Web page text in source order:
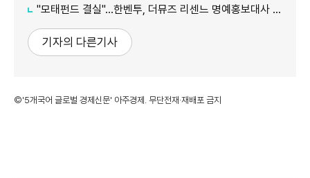
"모태펀드 결실"…한벤투, 더뮤즈 리센느 명예홍보대사 임명
기자의 다른기사
©'5개국어 글로벌 경제신문' 아주경제. 무단전재·재배포 금지